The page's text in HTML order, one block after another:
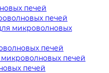
печей
печей
микроволновых
печей
печей
печей